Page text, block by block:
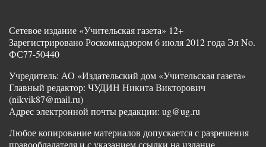
Сетевое издание «Учительская газета» 12+
Зарегистрировано Роскомнадзором 6 июля 2012 года Эл No.
ФС77-50440
Учредитель: АО «Издательский дом «Учительская газета»
Главный редактор: ЧУДИН Никита Викторович
(nikvik87@mail.ru)
Адрес электронной почты редакции: ug@ug.ru
Любое копирование материалов допускается с разрешения